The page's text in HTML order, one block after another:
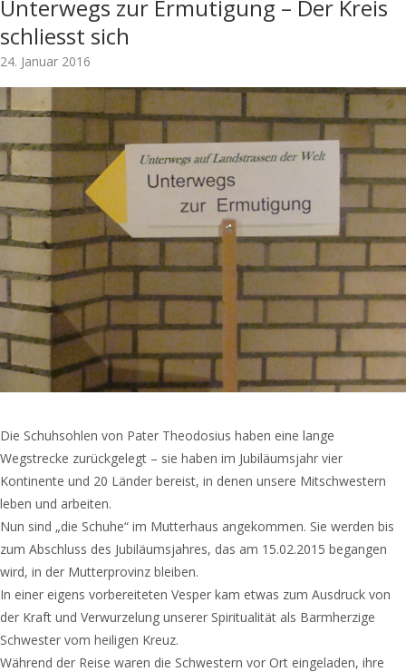
Unterwegs zur Ermutigung – Der Kreis
schliesst sich
24. Januar 2016
Die Schuhsohlen von Pater Theodosius haben eine lange
Wegstrecke zurückgelegt – sie haben im Jubiläumsjahr vier
Kontinente und 20 Länder bereist, in denen unsere Mitschwestern
leben und arbeiten.
Nun sind „die Schuhe“ im Mutterhaus angekommen. Sie werden bis
zum Abschluss des Jubiläumsjahres, das am 15.02.2015 begangen
wird, in der Mutterprovinz bleiben.
In einer eigens vorbereiteten Vesper kam etwas zum Ausdruck von
der Kraft und Verwurzelung unserer Spiritualität als Barmherzige
Schwester vom heiligen Kreuz.
Während der Reise waren die Schwestern vor Ort eingeladen, ihre